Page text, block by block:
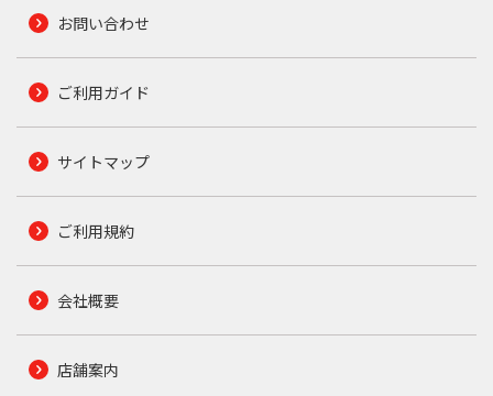
お問い合わせ
ご利用ガイド
サイトマップ
ご利用規約
会社概要
店舗案内